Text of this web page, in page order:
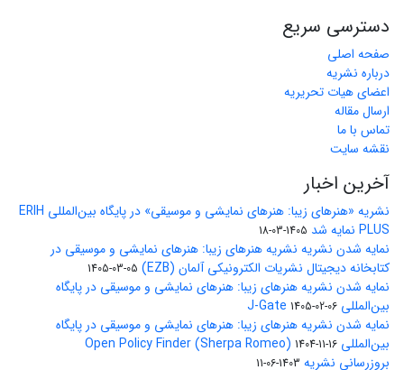
دسترسی سریع
صفحه اصلی
درباره نشریه
اعضای هیات تحریریه
ارسال مقاله
تماس با ما
نقشه سایت
آخرین اخبار
نشریه «هنرهای زیبا: هنرهای نمایشی و موسیقی» در پایگاه بین‌المللی ERIH
PLUS نمایه شد
1405-03-18
نمایه شدن نشریه نشریه هنرهای زیبا: هنرهای نمایشی و موسیقی در
کتابخانه دیجیتال نشریات الکترونیکی آلمان (EZB)
1405-03-05
نمایه شدن نشریه هنرهای زیبا: هنرهای نمایشی و موسیقی در پایگاه
بین‌المللی J-Gate 1405-02-06
نمایه شدن نشریه هنرهای زیبا: هنرهای نمایشی و موسیقی در پایگاه
بین‌المللی Open Policy Finder (Sherpa Romeo) 1404-11-16
بروزرسانی نشریه 1403-06-11